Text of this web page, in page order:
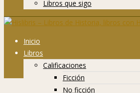
Libros que sigo
Inicio
Libros
Calificaciones
Ficción
No ficción